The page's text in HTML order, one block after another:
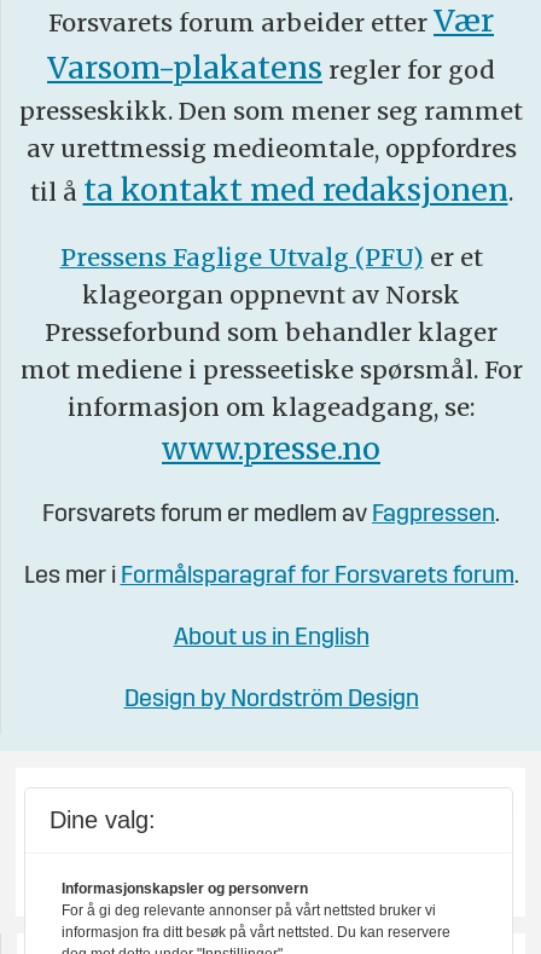
Forsvarets forum arbeider etter Vær
Varsom-plakatens regler for god
presseskikk. Den som mener seg rammet
av urettmessig medieomtale, oppfordres
til å ta kontakt med redaksjonen.
Pressens Faglige Utvalg (PFU) er et
klageorgan oppnevnt av Norsk
Presseforbund som behandler klager
mot mediene i presseetiske spørsmål. For
informasjon om klageadgang, se:
www.presse.no
Forsvarets forum er medlem av Fagpressen.
Les mer i Formålsparagraf for Forsvarets forum.
About us in English
Design by Nordström Design
Dine valg:
Informasjonskapsler og personvern
For å gi deg relevante annonser på vårt nettsted bruker vi
informasjon fra ditt besøk på vårt nettsted. Du kan reservere